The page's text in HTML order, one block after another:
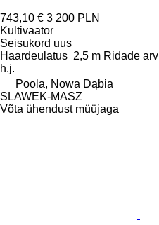
743,10 € 3 200 PLN
Kultivaator
Seisukord uus
Haardeulatus 2,5 m Ridade arv
h.j.
Poola, Nowa Dąbia
SLAWEK-MASZ
Võta ühendust müüjaga